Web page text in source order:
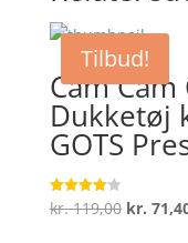
Tilbud!
Cam
Dukketøj
GOTS
Vurderet
4.1
kr.119,00 Den
kr.